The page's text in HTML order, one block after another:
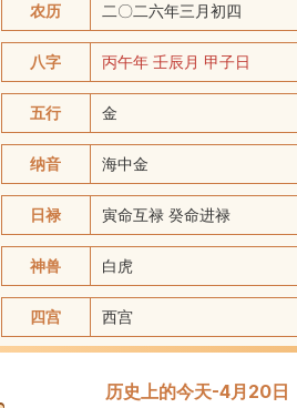
农历 二〇二六年三 月初四
八字 丙午年 壬辰 月 甲子日
五行 金
纳音 海中金
日禄 寅命互禄 癸命进禄
神兽 白虎
四宫 西宫
历史上的今天-4月20日